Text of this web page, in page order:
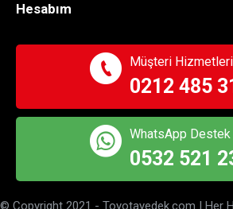
Hesabım
Müşteri Hizmetleri
0212 485
WhatsApp Destek
0532 521
© Copyright 2021 - Toyotayedek.com | Her